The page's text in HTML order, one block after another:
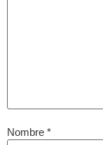
Nombre *